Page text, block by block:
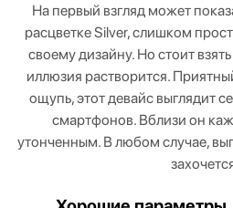
На первый взгляд может
расцветке Silver, слишком
своему дизайну. Но стоит
иллюзия растворится.
ощупь, этот девайс выглядит
смартфонов. Вблизи он
утонченным. В любом случае,